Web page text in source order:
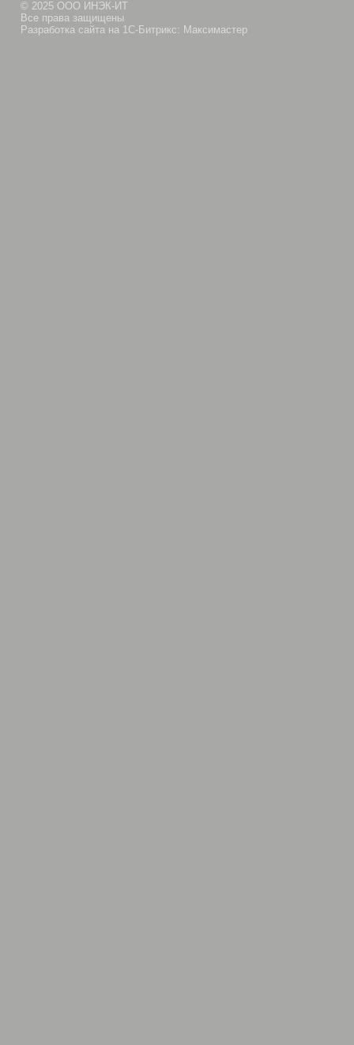
© 2025 ООО ИНЭК-ИТ
Все права защищены
Разработка сайта на 1С-Битрикс: Максимастер